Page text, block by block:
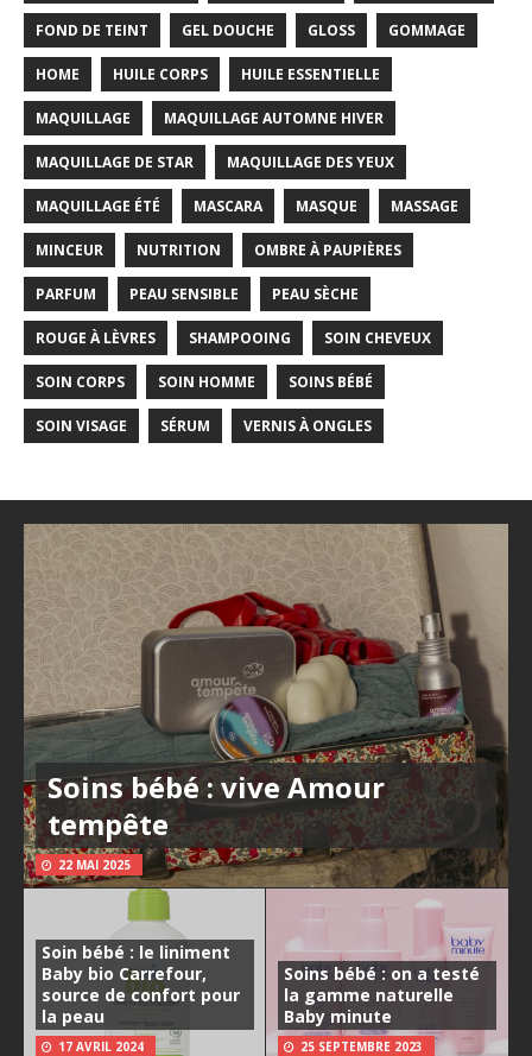
FOND DE TEINT GEL DOUCHE GLOSS GOMMAGE
HOME HUILE CORPS HUILE ESSENTIELLE
MAQUILLAGE MAQUILLAGE AUTOMNE HIVER
MAQUILLAGE DE STAR MAQUILLAGE DES YEUX
MAQUILLAGE ÉTÉ MASCARA MASQUE MASSAGE
MINCEUR NUTRITION OMBRE À PAUPIÈRES
PARFUM PEAU SENSIBLE PEAU SÈCHE
ROUGE À LÈVRES SHAMPOOING SOIN CHEVEUX
SOIN CORPS SOIN HOMME SOINS BÉBÉ
SOIN VISAGE SÉRUM VERNIS À ONGLES
Soins bébé : vive Amour
tempête
22 MAI 2025
Soin bébé : le liniment
Baby bio Carrefour,
source de confort pour
la peau
17 AVRIL 2024
Soins bébé : on a testé
la gamme naturelle
Baby minute
25 SEPTEMBRE 2023